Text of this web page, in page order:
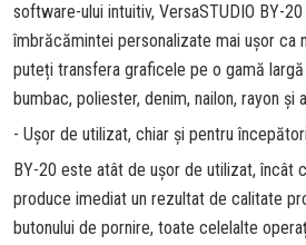
software-ului intuitiv, VersaSTUDIO BY-
îmbrăcămintei personalizate mai ușor ca
puteți transfera graficele pe o gamă
bumbac, poliester, denim, nailon, rayon și
- Ușor de utilizat, chiar și pentru începători
BY-20 este atât de ușor de utilizat, încât
produce imediat un rezultat de calitate
butonului de pornire, toate celelalte